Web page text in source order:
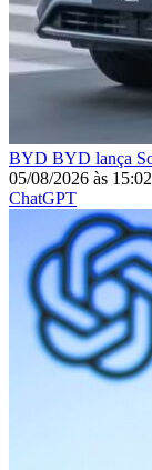
BYD BYD lança
05/08/2026 às 15:02
ChatGPT